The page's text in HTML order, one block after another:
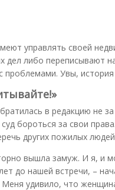
управлять своей
дел либо переписывают
проблемами. Увы,
в редакцию не
бороться за свои
других пожилых
вышла замуж. И я, и
до нашей встречи, –
удивило, что